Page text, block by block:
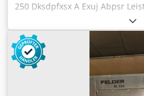
250 Dksdpfxsx A Exuj Abpsr
Absaugstutzen 250 mm
500 L Löschanlage mit
Gewicht 750 kg Sehr guter